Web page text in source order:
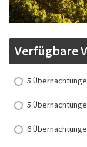
Verfügbare
5
5
6